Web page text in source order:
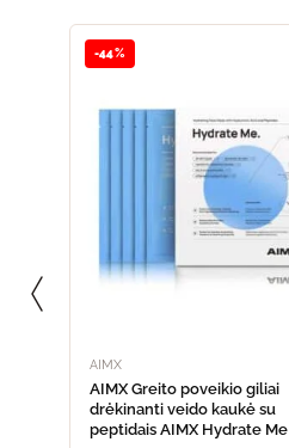
-44%
AIMX
AIMX Greito poveikio giliai
drėkinanti veido kaukė su
peptidais AIMX Hydrate Me